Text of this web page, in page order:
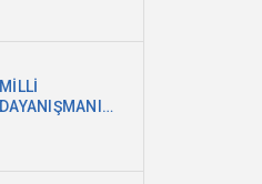
MİLLİ
DAYANIŞMANIN